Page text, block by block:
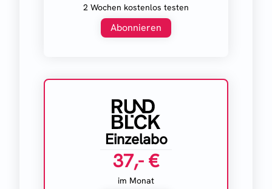
2 Wochen kostenlos testen
Abonnieren
Einzelabo
37,- €
im Monat